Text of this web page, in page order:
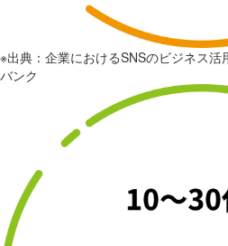
※出典：企業におけるSNSのビジネス
バンク